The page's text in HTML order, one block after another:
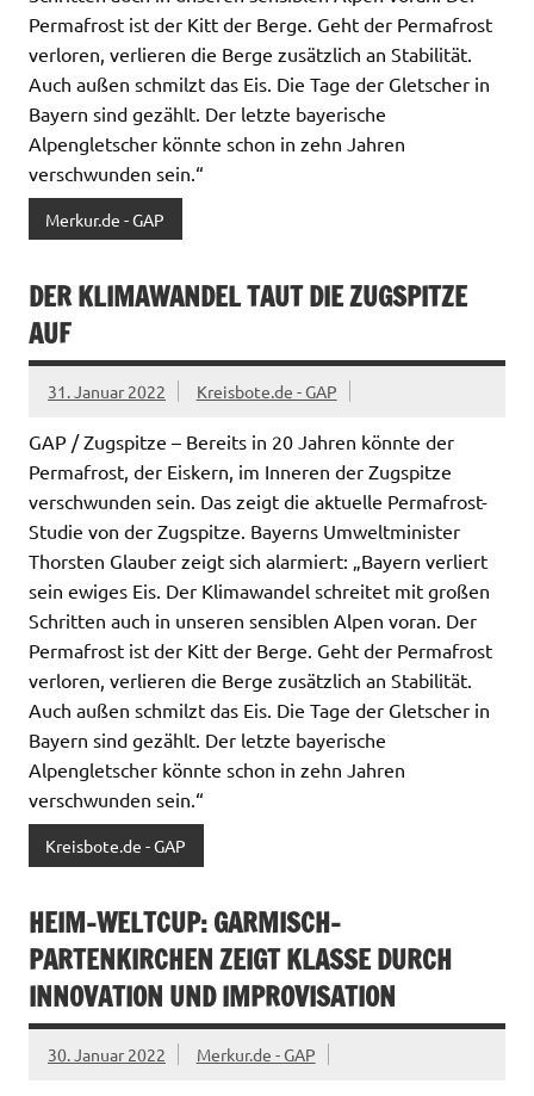
Permafrost ist der Kitt der Berge. Geht der Permafrost
verloren, verlieren die Berge zusätzlich an Stabilität.
Auch außen schmilzt das Eis. Die Tage der Gletscher in
Bayern sind gezählt. Der letzte bayerische
Alpengletscher könnte schon in zehn Jahren
verschwunden sein.“
Merkur.de - GAP
DER KLIMAWANDEL TAUT DIE ZUGSPITZE
AUF
31. Januar 2022 Kreisbote.de - GAP
GAP / Zugspitze – Bereits in 20 Jahren könnte der
Perma­frost, der Eiskern, im Inneren der Zugspitze
verschwunden sein. Das zeigt die aktuelle Perma­frost-
Studie von der Zugspitze. Bayerns Umweltminister
Thorsten Glauber zeigt sich alarmiert: „Bayern verliert
sein ewiges Eis. Der Klimawandel schreitet mit großen
Schritten auch in unseren sensiblen Alpen voran. Der
Permafrost ist der Kitt der Berge. Geht der Permafrost
verloren, verlieren die Berge zusätzlich an Stabilität.
Auch außen schmilzt das Eis. Die Tage der Gletscher in
Bayern sind gezählt. Der letzte bayerische
Alpengletscher könnte schon in zehn Jahren
verschwunden sein.“
Kreisbote.de - GAP
HEIM-WELTCUP: GARMISCH-
PARTENKIRCHEN ZEIGT KLASSE DURCH
INNOVATION UND IMPROVISATION
30. Januar 2022 Merkur.de - GAP